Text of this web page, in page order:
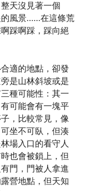
天沒見著一個
的風景……在這條荒
踩啊踩，踩向絕
適的地點，卻發
是山林斜坡或是
種可能性：其一
可能會有一塊平
，比較常見，像
坐不可臥，但湊
場入口的看守人
也會被鎖上，但
門，門被人拿進
營地點，但天知